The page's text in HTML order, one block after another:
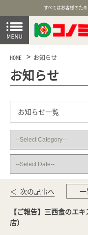
すべてはお客様のため
HOME お知らせ
お知らせ
お知らせ一覧
＜ 次の記事へ 一
【ご報告】三西食のエ
店）